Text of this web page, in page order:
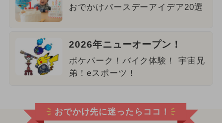
おでかけバースデーアイデア20選
2026年ニューオープン！
ポケパーク！バイク体験！ 宇宙兄
弟！eスポーツ！
おでかけ先に迷ったらココ！